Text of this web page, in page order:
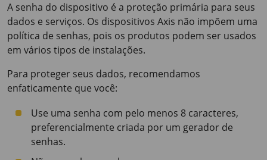
A senha do dispositivo é a proteção primária para seus
dados e serviços. Os dispositivos Axis não impõem uma
política de senhas, pois os produtos podem ser usados
em vários tipos de instalações.
Para proteger seus dados, recomendamos
enfaticamente que você:
Use uma senha com pelo menos 8 caracteres,
preferencialmente criada por um gerador de
senhas.